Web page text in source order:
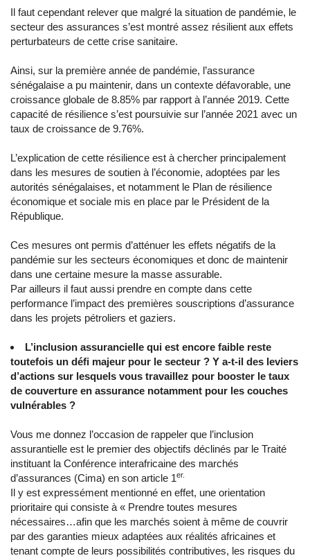
Il faut cependant relever que malgré la situation de pandémie, le
secteur des assurances s’est montré assez résilient aux effets
perturbateurs de cette crise sanitaire.
Ainsi, sur la première année de pandémie, l’assurance
sénégalaise a pu maintenir, dans un contexte défavorable, une
croissance globale de 8.85% par rapport à l’année 2019. Cette
capacité de résilience s’est poursuivie sur l’année 2021 avec un
taux de croissance de 9.76%.
L’explication de cette résilience est à chercher principalement
dans les mesures de soutien à l’économie, adoptées par les
autorités sénégalaises, et notamment le Plan de résilience
économique et sociale mis en place par le Président de la
République.
Ces mesures ont permis d’atténuer les effets négatifs de la
pandémie sur les secteurs économiques et donc de maintenir
dans une certaine mesure la masse assurable.
Par ailleurs il faut aussi prendre en compte dans cette
performance l’impact des premières souscriptions d’assurance
dans les projets pétroliers et gaziers.
L’inclusion assurancielle qui est encore faible reste
toutefois un défi majeur pour le secteur ? Y a-t-il des leviers
d’actions sur lesquels vous travaillez pour booster le taux
de couverture en assurance notamment pour les couches
vulnérables ?
Vous me donnez l’occasion de rappeler que l’inclusion
assurantielle est le premier des objectifs déclinés par le Traité
instituant la Conférence interafricaine des marchés
d’assurances (Cima) en son article 1er.
Il y est expressément mentionné en effet, une orientation
prioritaire qui consiste à « Prendre toutes mesures
nécessaires…afin que les marchés soient à même de couvrir
par des garanties mieux adaptées aux réalités africaines et
tenant compte de leurs possibilités contributives, les risques du